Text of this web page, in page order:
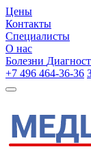
Цены
Контакты
Специалисты
О нас
Болезни
+7 496 464-36-36